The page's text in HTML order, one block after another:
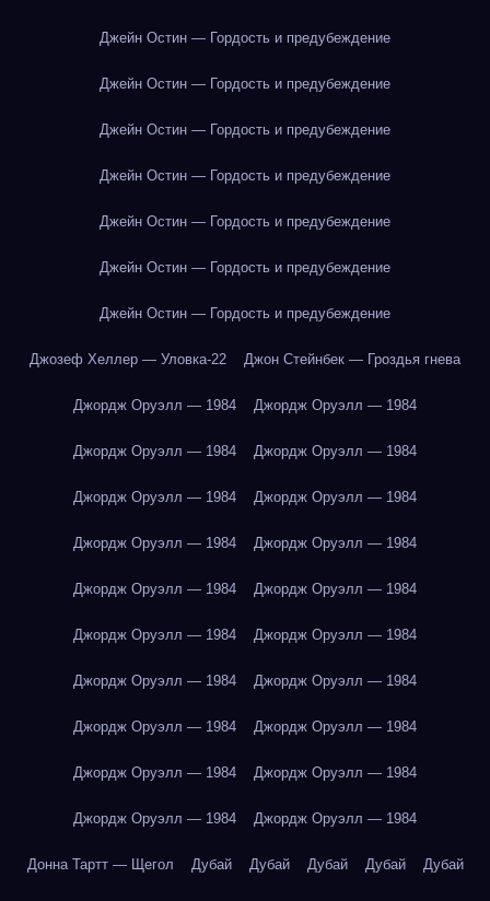
Джейн Остин — Гордость и предубеждение
Джейн Остин — Гордость и предубеждение
Джейн Остин — Гордость и предубеждение
Джейн Остин — Гордость и предубеждение
Джейн Остин — Гордость и предубеждение
Джейн Остин — Гордость и предубеждение
Джейн Остин — Гордость и предубеждение
Джозеф Хеллер — Уловка-22 Джон Стейнбек — Гроздья гнева
Джордж Оруэлл — 1984 Джордж Оруэлл — 1984
Джордж Оруэлл — 1984 Джордж Оруэлл — 1984
Джордж Оруэлл — 1984 Джордж Оруэлл — 1984
Джордж Оруэлл — 1984 Джордж Оруэлл — 1984
Джордж Оруэлл — 1984 Джордж Оруэлл — 1984
Джордж Оруэлл — 1984 Джордж Оруэлл — 1984
Джордж Оруэлл — 1984 Джордж Оруэлл — 1984
Джордж Оруэлл — 1984 Джордж Оруэлл — 1984
Джордж Оруэлл — 1984 Джордж Оруэлл — 1984
Джордж Оруэлл — 1984 Джордж Оруэлл — 1984
Донна Тартт — Щегол Дубай Дубай Дубай Дубай Дубай